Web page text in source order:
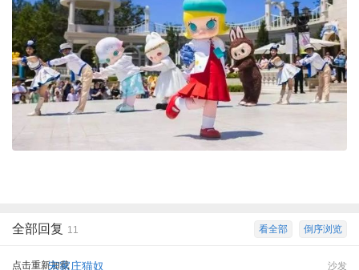
倒序浏览
看全部
全部回复 11
点击重新加载 沙发
宋家庄猫奴